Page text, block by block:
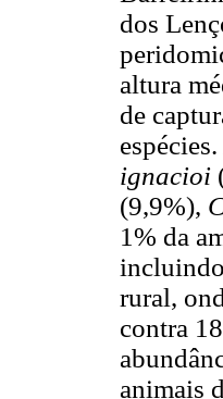
dos
altura
de
ignacioi
(9,9%),
1% da
rural,
contra
animais